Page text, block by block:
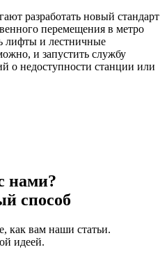
разработать новый стандарт
перемещения в метро
лифты и лестничные
и запустить службу
о недоступности станции или
нами?
способ
как вам наши статьи.
идеей.